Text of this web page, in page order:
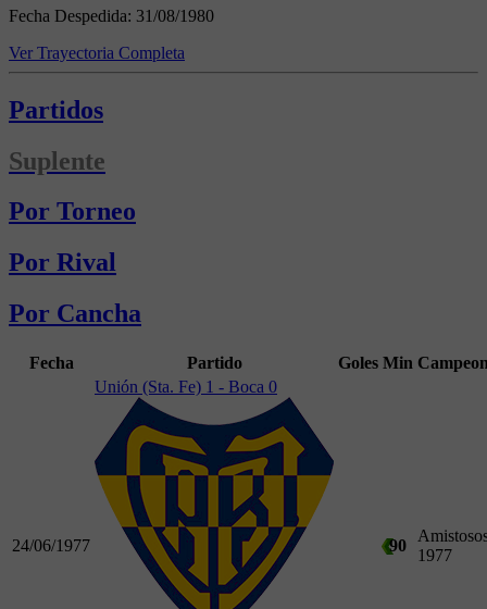
Fecha Despedida: 31/08/1980
Ver Trayectoria Completa
Partidos
Suplente
Por Torneo
Por Rival
Por Cancha
Fecha Partido Goles Min
24/06/1977
Unión (Sta. Fe) 1 - Boca 0
90
1977